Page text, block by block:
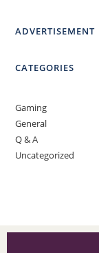
ADVERTISEMENT
CATEGORIES
Gaming
General
Q & A
Uncategorized